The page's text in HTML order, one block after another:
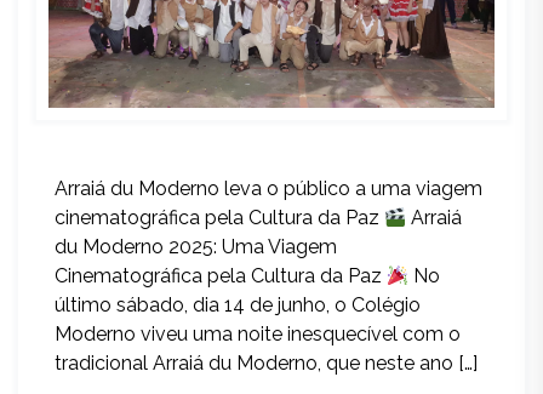
Arraiá du Moderno leva o público a uma viagem
cinematográfica pela Cultura da Paz
Arraiá
du Moderno 2025: Uma Viagem
Cinematográfica pela Cultura da Paz
No
último sábado, dia 14 de junho, o Colégio
Moderno viveu uma noite inesquecível com o
tradicional Arraiá du Moderno, que neste ano […]